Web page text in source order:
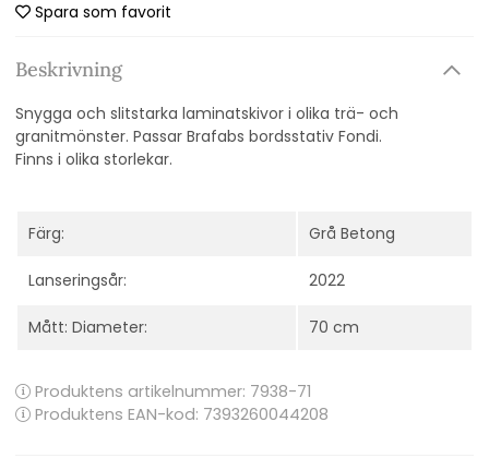
Spara som favorit
Beskrivning
Snygga och slitstarka laminatskivor i olika trä- och
granitmönster. Passar Brafabs bordsstativ Fondi.
Finns i olika storlekar.
Färg: Grå Betong
Lanseringsår: 2022
Mått: Diameter: 70 cm
Produktens artikelnummer: 7938-71
Produktens EAN-kod: 7393260044208